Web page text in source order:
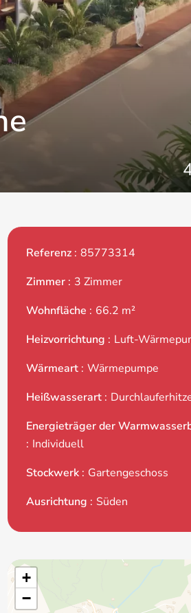
Referenz 85773314
Zimmer
3 Zimmer
Wohnfläche
66.2 m²
Heizvorrichtung
Luft-
Wärmeart Wärmepumpe
Heißwasserart
Energieträger der
Individuell
Stockwerk
Gartengeschoss
Ausrichtung
Süden
+
−